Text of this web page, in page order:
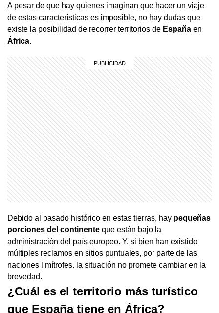
A pesar de que hay quienes imaginan que hacer un viaje
de estas características es imposible, no hay dudas que
existe la posibilidad de recorrer territorios de España en
África.
Debido al pasado histórico en estas tierras, hay pequeñas
porciones del continente que están bajo la
administración del país europeo. Y, si bien han existido
múltiples reclamos en sitios puntuales, por parte de las
naciones limítrofes, la situación no promete cambiar en la
brevedad.
¿Cuál es el territorio más turístico
que España tiene en África?